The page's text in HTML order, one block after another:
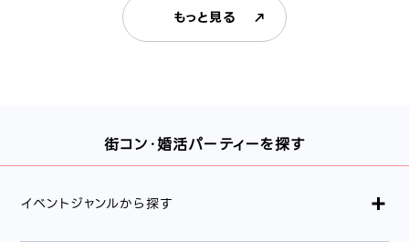
もっと見る
街コン・婚活パーティーを探す
イベントジャンルから探す